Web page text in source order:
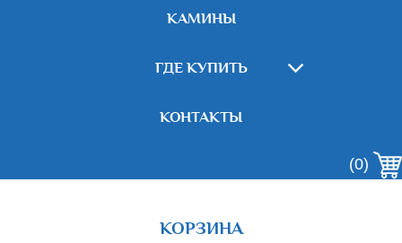
КАМИНЫ
ГДЕ КУПИТЬ
КОНТАКТЫ
(0)
КОРЗИНА